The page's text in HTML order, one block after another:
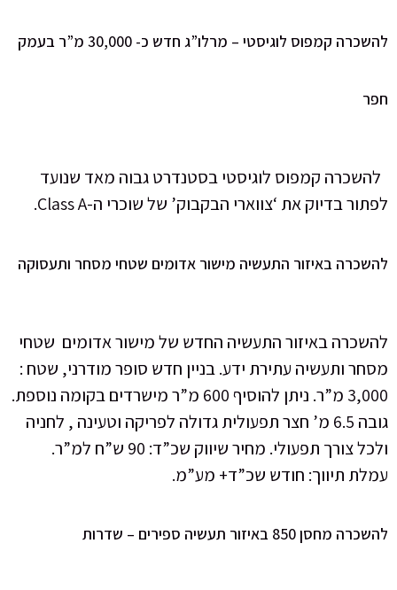
להשכרה קמפוס לוגיסטי – מרלו”ג חדש כ- 30,000 מ”ר בעמק
חפר
להשכרה קמפוס לוגיסטי בסטנדרט גבוה מאד שנועד
לפתור בדיוק את ‘צווארי הבקבוק’ של שוכרי ה-Class A.
להשכרה באיזור התעשיה מישור אדומים שטחי מסחר ותעסוקה
להשכרה באיזור התעשיה החדש של מישור אדומים שטחי
מסחר ותעשיה עתירת ידע. בניין חדש סופר מודרני, שטח :
3,000 מ”ר. ניתן להוסיף 600 מ”ר מישרדים בקומה נוספת.
גובה 6.5 מ’ חצר תפעולית גדולה לפריקה וטעינה , לחניה
ולכל צורך תפעולי. מחיר שיווק שכ”ד: 90 ש”ח למ”ר.
עמלת תיווך: חודש שכ”ד+ מע”מ.
להשכרה מחסן 850 באיזור תעשיה ספירים – שדרות